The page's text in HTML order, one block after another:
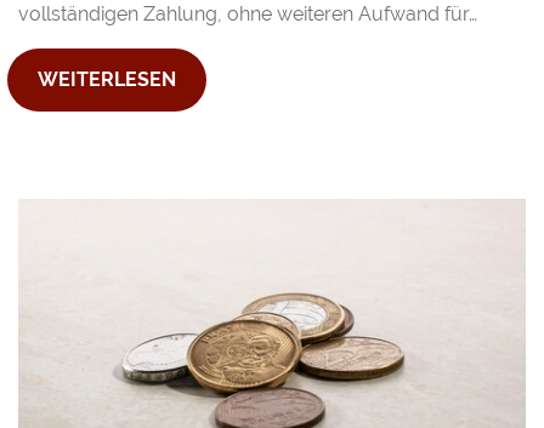
vollständigen Zahlung, ohne weiteren Aufwand für…
WEITERLESEN